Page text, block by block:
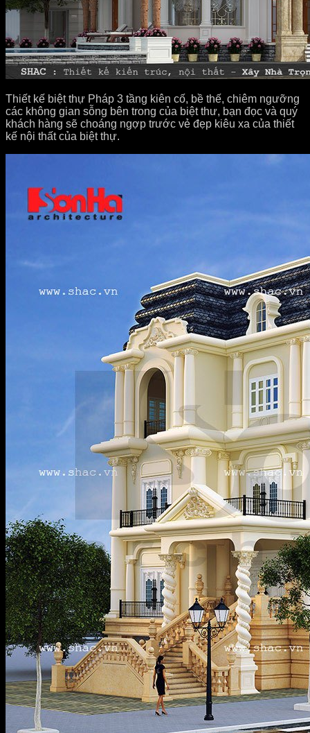
Thiết kế biệt thự Pháp 3 tầng kiên cố, bề thế, chiêm ngưỡng
các không gian sỗng bên trong của biệt thư, bạn đọc và quý
khách hàng sẽ choáng ngợp trước vẻ đẹp kiêu xa của thiết
kế nội thất của biệt thự.